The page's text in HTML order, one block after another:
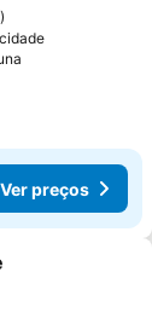
Ver preços